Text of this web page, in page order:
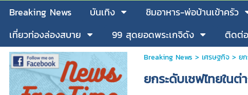
Breaking News บันเทิง ชิมอาหาร-พ่อบ้านเข้าครัว
เที่ยวท่องล่องสบาย
99 สุดยอดพระเกจิดัง ติดต่อ
Breaking News > เศรษฐกิจ> ย
ยกระดับเชฟไทยในต่